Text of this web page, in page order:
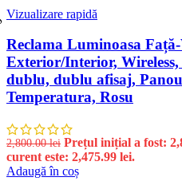
Vizualizare rapidă
Reclama Luminoasa
Exterior/Interior,
dublu, dublu afisaj,
Temperatura, Rosu
2,800.00lei Prețul inițial a fost:
curent este: 2,475.99 lei.
Adaugă în coș